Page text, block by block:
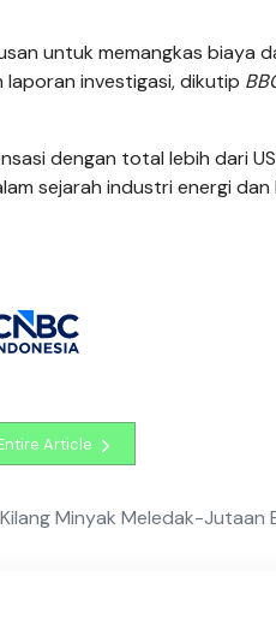
untuk memangkas biaya
investigasi, dikutip
dengan total lebih dari
sejarah industri energi dan
Article
Minyak Meledak-Jutaan